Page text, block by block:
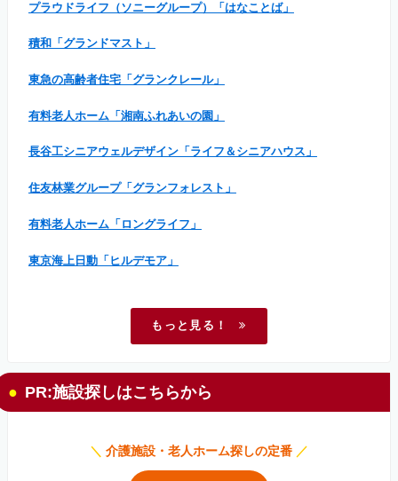
プラウドライフ（ソニーグループ）「はなことば」
積和「グランドマスト」
東急の高齢者住宅「グランクレール」
有料老人ホーム「湘南ふれあいの園」
長谷工シニアウェルデザイン「ライフ＆シニアハウス」
住友林業グループ「グランフォレスト」
有料老人ホーム「ロングライフ」
東京海上日動「ヒルデモア」
もっと見る！
PR:施設探しはこちらから
＼ 介護施設・老人ホーム探しの定番 ／